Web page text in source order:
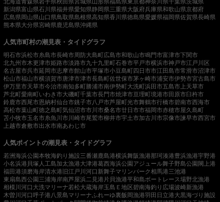
北海道青森県岩手県秋田県宮城県山形県福島県東京都神奈川県千葉県茨城県
新潟県富山県石川県福井県愛知県静岡県三重県大阪府兵庫県和歌山県京都府
広島県岡山県山口県鳥取県島根県高知県香川県徳島県愛媛県福岡県佐賀県長崎県
熊本県大分県宮崎県鹿児島県沖縄県
人気市町村の潮見表・タイドグラフ
明石市浜松市糸島市長崎市周防大島町広島市和歌山市鳴門市富津市下関市
北九州市木更津市姫路市淡路市九十九里町石巻市平戸市横浜市神戸市江戸川区
名古屋市呉市延岡市志摩市館山市平塚市小豆島町四日市市江田島市常滑市沼津市
松山市福山市横須賀市唐津市津市長島町佐世保市茅ヶ崎市浦安市伊勢市宮古島市
伊万里市天草市今治市南知多町勝浦市南伊勢町大洗町浜田市五島市 上天草市
芦北町愛南町いわき市大磯町千葉市長門市焼津市亘理町境港市田原市臼杵市
鈴鹿市西尾市恩納村仙台市銚子市八戸市芦屋町光市舞鶴市行橋市碧南市西海市
高松市葉山町徳之島町気仙沼市市川市桑名市廿日市市福岡市赤穂市屋久島町
苫小牧市玉名市糸魚川市川崎市尾鷲市柳井市宇土市加古川市宗像市諫早市西宮市
上越市倉敷市出水市南あわじ市
人気ポイントの潮見表・タイドグラフ
若洲海浜公園本牧海釣り施設三番瀬鹿島港横浜舞阪漁港那珂湊港豊浜漁港宇野港
小名浜港 貝塚人工島加太漁港大津港葛西海浜公園 アジュール舞子野島公園 閖上港
福田港須磨海岸清水港 旧江戸川河口 新舞子マリンパーク相馬港三池港
東扇島西公園 三浦海岸南芦屋浜二見港 片貝漁港平和島ボートレース場野北漁港
相模川河口 大洗マリーナ若松大蔵海岸玉島Ｅ地区碧南海釣り広場波崎新漁港
木曽川河口呼子港八景島マリーナふれーゆ裏飯岡漁港羽田 日立港大黒海づり施設